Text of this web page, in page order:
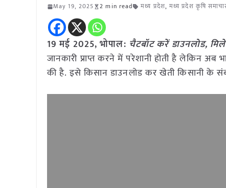
May 19, 2025 2 min read मध्य प्रदेश,मध्य प्रदेश कृषि
19 मई 2025, भोपाल: चैटबॉट करें डाउनलोड,
जानकारी प्राप्त करने में परेशानी होती है लेकिन
की है. इसे किसान डाउनलोड कर खेती किसानी के